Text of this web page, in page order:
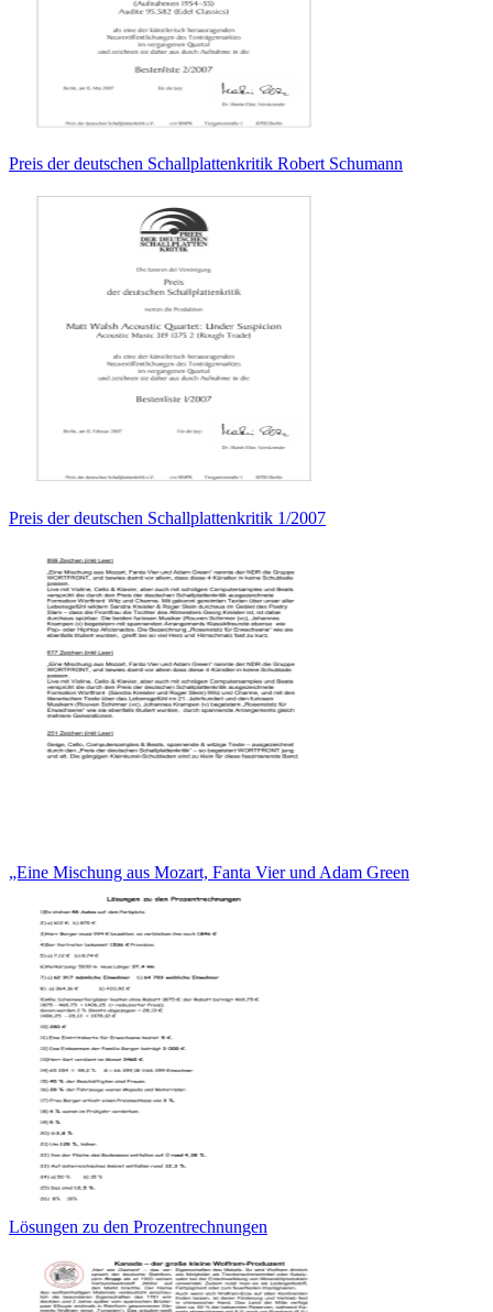
Preis der deutschen Schallplattenkritik Robert Schumann
Preis der deutschen Schallplattenkritik 1/2007
„Eine Mischung aus Mozart, Fanta Vier und Adam Green
Lösungen zu den Prozentrechnungen